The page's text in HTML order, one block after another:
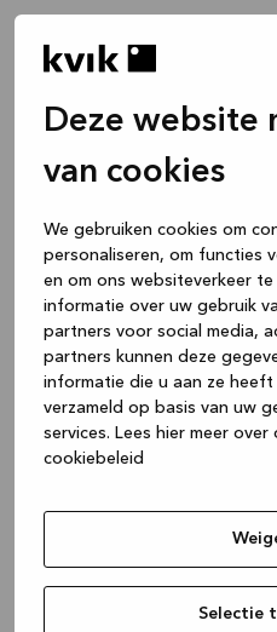
Deze website
van cookies
We gebruiken cookies om
personaliseren, om functies
en om ons websiteverkeer
informatie over uw gebruik
partners voor social media,
partners kunnen deze
informatie die u aan ze
verzameld op basis van uw
services. Lees hier meer
cookiebeleid
Selectie
(see